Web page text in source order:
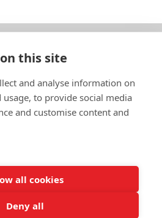
In English
this site
and analyse information on
to provide social media
and customise content and
all cookies
Deny all